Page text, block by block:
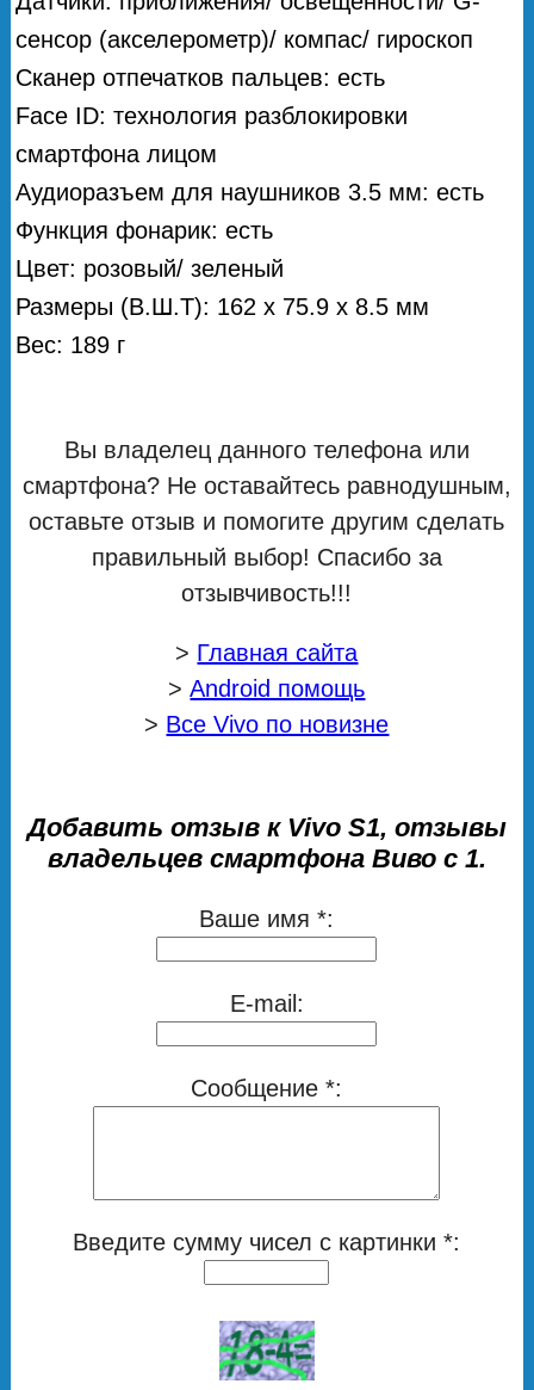
сенсор (акселерометр)/ компас/ гироскоп
Сканер отпечатков пальцев: есть
Face ID: технология разблокировки
смартфона лицом
Аудиоразъем для наушников 3.5 мм: есть
Функция фонарик: есть
Цвет: розовый/ зеленый
Размеры (В.Ш.Т): 162 х 75.9 х 8.5 мм
Вес: 189 г
Вы владелец данного телефона или
смартфона? Не оставайтесь равнодушным,
оставьте отзыв и помогите другим сделать
правильный выбор! Спасибо за
отзывчивость!!!
> Главная сайта
>Android помощь
> Все Vivo по новизне
Добавить отзыв к Vivo S1, отзывы
владельцев смартфона Виво с 1.
Ваше имя *:
E-mail:
Сообщение *:
Введите сумму чисел с картинки *: